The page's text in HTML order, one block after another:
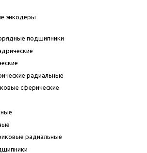
энкодеры
подшипники
радиальные
сферические
радиальные